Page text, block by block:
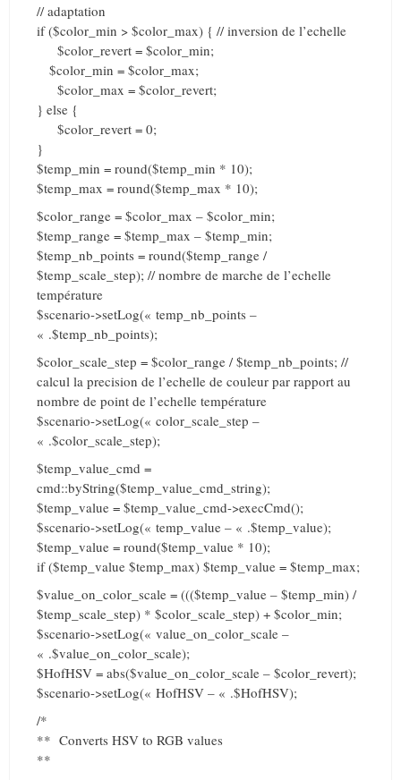
// adaptation
if ($color_min > $color_max) { // inversion de l’echelle
$color_revert = $color_min;
$color_min = $color_max;
$color_max = $color_revert;
} else {
$color_revert = 0;
}
$temp_min = round($temp_min * 10);
$temp_max = round($temp_max * 10);
$color_range = $color_max – $color_min;
$temp_range = $temp_max – $temp_min;
$temp_nb_points = round($temp_range /
$temp_scale_step); // nombre de marche de l’echelle
température
$scenario->setLog(« temp_nb_points –
« .$temp_nb_points);
$color_scale_step = $color_range / $temp_nb_points; //
calcul la precision de l’echelle de couleur par rapport au
nombre de point de l’echelle température
$scenario->setLog(« color_scale_step –
« .$color_scale_step);
$temp_value_cmd =
cmd::byString($temp_value_cmd_string);
$temp_value = $temp_value_cmd->execCmd();
$scenario->setLog(« temp_value – « .$temp_value);
$temp_value = round($temp_value * 10);
if ($temp_value $temp_max) $temp_value = $temp_max;
$value_on_color_scale = ((($temp_value – $temp_min) /
$temp_scale_step) * $color_scale_step) + $color_min;
$scenario->setLog(« value_on_color_scale –
« .$value_on_color_scale);
$HofHSV = abs($value_on_color_scale – $color_revert);
$scenario->setLog(« HofHSV – « .$HofHSV);
/*
** Converts HSV to RGB values
**